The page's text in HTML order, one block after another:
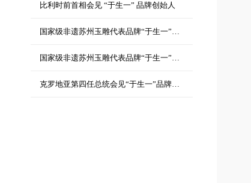
比利时前首相会见 “于生一” 品牌创始人
国家级非遗苏州玉雕代表品牌“于生一”落户武汉
国家级非遗苏州玉雕代表品牌“于生一”落户天津
克罗地亚第四任总统会见“于生一”品牌创始人